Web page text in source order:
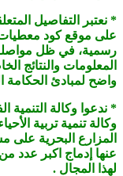
على موقع كود
رسمية، في ظل مواصلة
المعلومات والنتائج
واضح لمبادئ الحكامة
* ندعوا وكالة التنمية
المزارع البحرية على
عنها إدماج اكبر عدد
لهذا المجال .